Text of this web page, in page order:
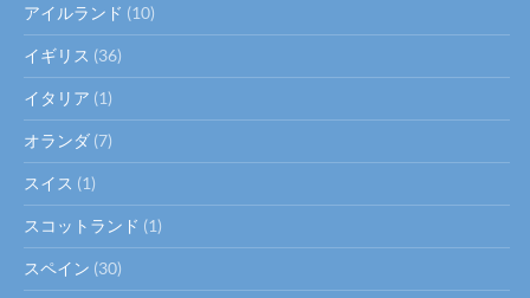
アイルランド (10)
イギリス (36)
イタリア (1)
オランダ (7)
スイス (1)
スコットランド (1)
スペイン (30)